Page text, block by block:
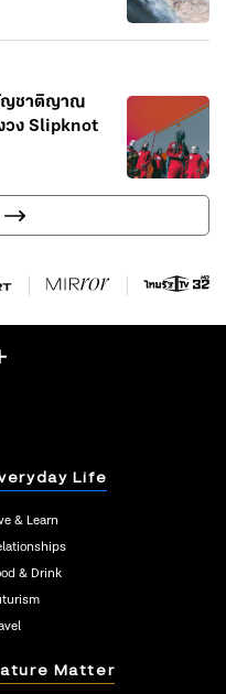
ญชาติญาณ
วง Slipknot
Life
& Learn
& Drink
Matter